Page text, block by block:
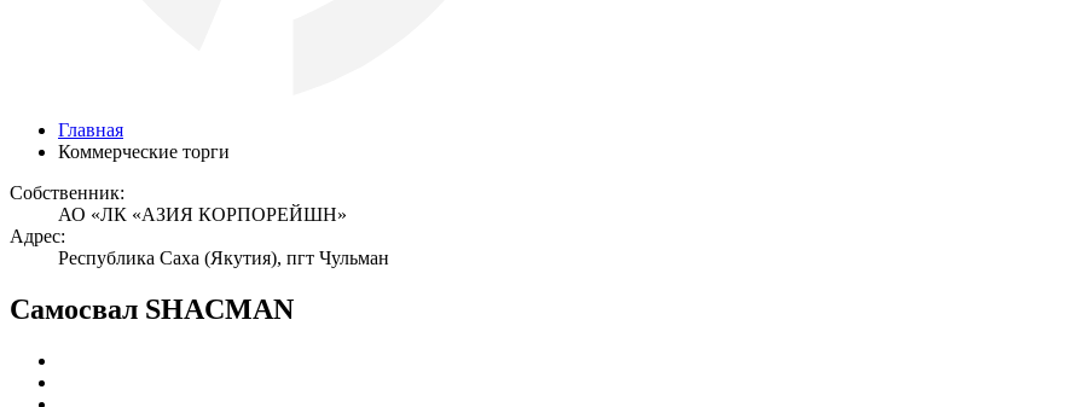
Главная
Коммерческие торги
Собственник:
АО «ЛК «АЗИЯ КОРПОРЕЙШН»
Адрес:
Республика Саха (Якутия), пгт Чульман
Самосвал SHACMAN